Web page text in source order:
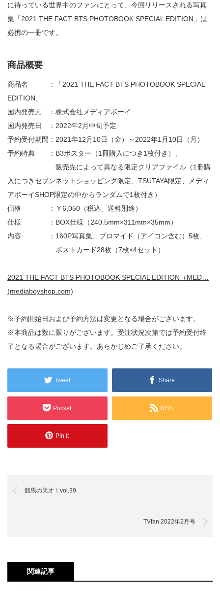
に待っている世界中のファンにとって、今回リリースされる写真
集「2021 THE FACT BTS PHOTOBOOK SPECIAL EDITION」は
必携の一冊です。
商品概要
商品名 ：「2021 THE FACT BTS PHOTOBOOK SPECIAL
EDITION」
国内発売元 ：株式会社メディアボーイ
国内発売日 ：2022年2月中旬予定
予約受付期間：2021年12月10日（金）～2022年1月10日（月）
予約特典 ：B3ポスター（1冊購入につき1枚付き）、
販売先によって異なる限定クリアファイル（1冊購
入につきセブンネットショッピング限定、TSUTAYA限定、メディ
アボーイSHOP限定の中からランダムで1枚付き）
価格 ：￥6,050（税込、送料別途）
仕様 ：BOX仕様（240.5mm×311mm×35mm）
内容 ：160P写真集、ブロマイド（アイコン含む）5枚、
ポストカード28枚（7枚×4セット）
2021 THE FACT BTS PHOTOBOOK SPECIAL EDITION（MED…
(mediaboyshop.com)
※予約開始日および予約方法は変更となる場合がございます。
※本商品は数に限りがございます。受注状況次第では予約受付終
了となる場合がございます。あらかじめご了承ください。
Tweet Share
Pocket RSS
Pin it
競馬の天才！vol.39
TVfan 2022年2月号
関連記事